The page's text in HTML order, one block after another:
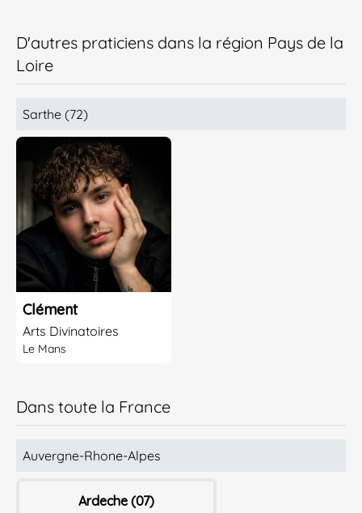
D'autres praticiens dans la région Pays de la
Loire
Sarthe (72)
Clément
Arts Divinatoires
Le Mans
Dans toute la France
Auvergne-Rhone-Alpes
Ardeche (07)